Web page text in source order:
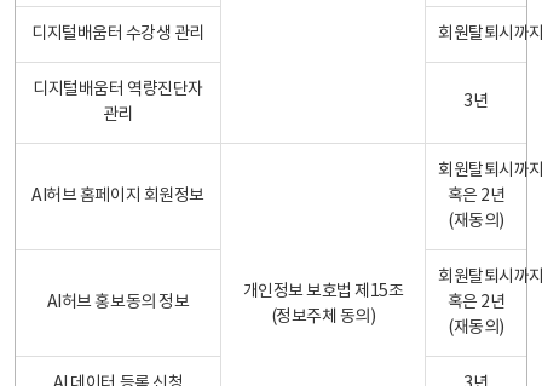
디지털배움터 수강생 관리 회원탈퇴시까
디지털배움터 역량진단자
관리
3년
AI허브 홈페이지 회원정보
개인정보 보호법 제15조
(정보주체 동의)
회원탈퇴시까
혹은 2년
(재동의)
AI허브 홍보동의 정보
회원탈퇴시까
혹은 2년
(재동의)